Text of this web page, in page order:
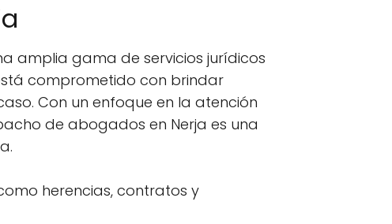
amplia gama de servicios jurídicos
comprometido con brindar
Con un enfoque en la atención
de abogados en Nerja es una
herencias, contratos y